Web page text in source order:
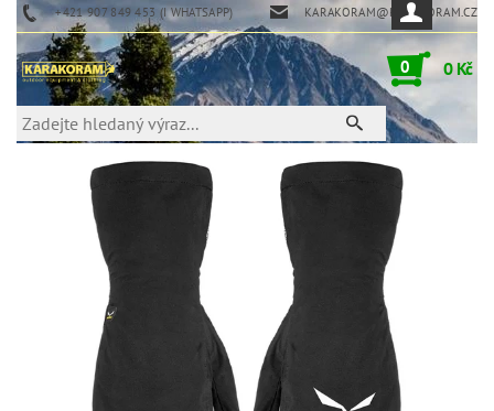
+421 907 849 453 (I WHATSAPP) KARAKORAM@KARAKORAM.CZ
0 0 Kč